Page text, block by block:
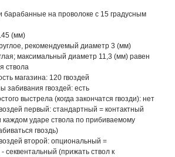
барабанные на проволоке с 15 градусным
(мм)
рекомендуемый диаметр 3 (мм)
максимальный диаметр 11,3 (мм) равен
ствола
магазина: 120 гвоздей
забивания гвоздей: есть
выстрела (когда закончатся гвозди): нет
первый: стандартный = контактный
каждом ударе ствола по прибиваемому
гвоздь)
второй: опциональный =
секвентальный (прижать ствол к